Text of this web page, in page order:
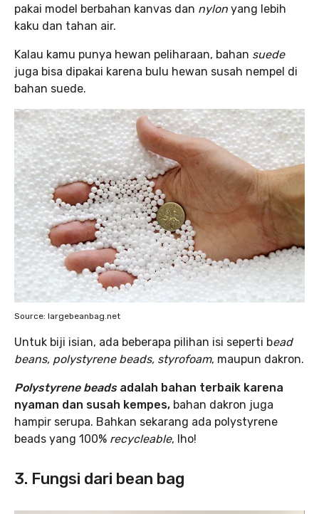
pakai model berbahan kanvas dan nylon yang lebih
kaku dan tahan air.
Kalau kamu punya hewan peliharaan, bahan suede
juga bisa dipakai karena bulu hewan susah nempel di
bahan suede.
Source: largebeanbag.net
Untuk biji isian, ada beberapa pilihan isi seperti bead
beans, polystyrene beads, styrofoam, maupun dakron.
Polystyrene beads adalah bahan terbaik karena
nyaman dan susah kempes, bahan dakron juga
hampir serupa. Bahkan sekarang ada polystyrene
beads yang 100% recycleable, lho!
3. Fungsi dari bean bag